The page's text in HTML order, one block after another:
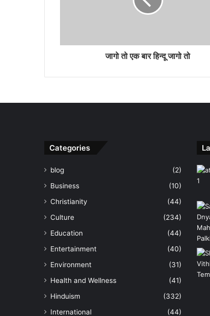
जागो तो एक बार हिन्दू जागो तो
Categories
blog
(2)
Business
(10)
Christianity
(44)
Culture
(234)
Education
(44)
Entertainment
(40)
Environment
(31)
Health and Wellness
(41)
Hinduism
(332)
International
(44)